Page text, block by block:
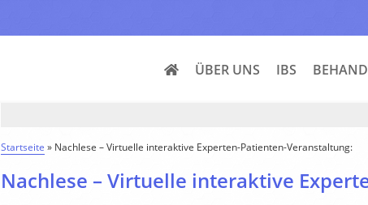
ÜBER UNS IBS
Startseite » Nachlese – Virtuelle interaktive Experten-Patienten-Veranstaltung:
Nachlese – Virtuelle interaktive